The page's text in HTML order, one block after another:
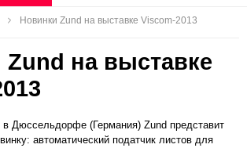
Новинки Zund на выставке Viscom-2013
на выставке
Дюссельдорфе (Германия) Zund представит
автоматический податчик листов для